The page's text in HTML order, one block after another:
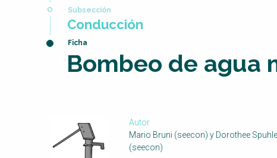
Conducción
Bombeo de agua
Autor
Mario Bruni (seecon) y Dorothee
(seecon)